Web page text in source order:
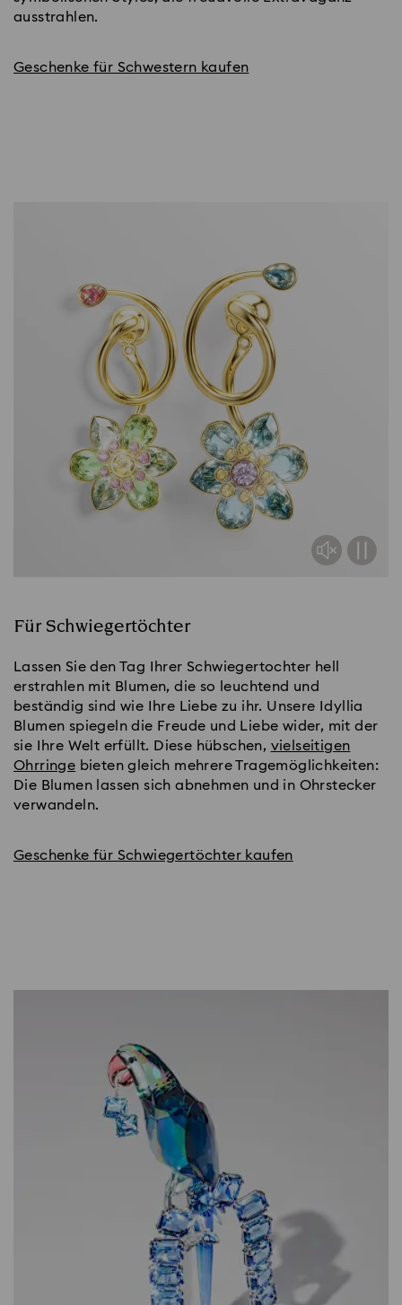
ausstrahlen.
Geschenke für Schwestern kaufen
Für Schwiegertöchter
Lassen Sie den Tag Ihrer Schwiegertochter hell
erstrahlen mit Blumen, die so leuchtend und
beständig sind wie Ihre Liebe zu ihr. Unsere Idyllia
Blumen spiegeln die Freude und Liebe wider, mit der
sie Ihre Welt erfüllt. Diese hübschen, vielseitigen
Ohrringe bieten gleich mehrere Tragemöglichkeiten:
Die Blumen lassen sich abnehmen und in Ohrstecker
verwandeln.
Geschenke für Schwiegertöchter kaufen